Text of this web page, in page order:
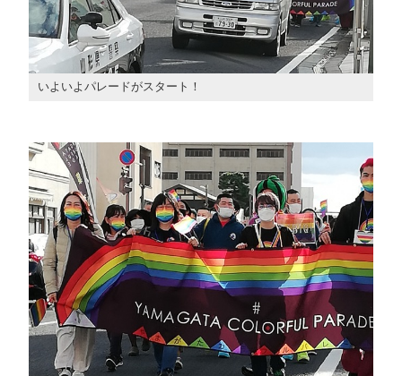
いよいよパレードがスタート！